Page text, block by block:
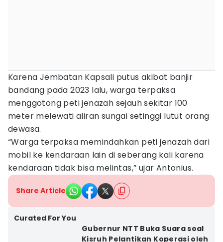
Karena Jembatan Kapsali putus akibat banjir
bandang pada 2023 lalu, warga terpaksa
menggotong peti jenazah sejauh sekitar 100
meter melewati aliran sungai setinggi lutut orang
dewasa.
“Warga terpaksa memindahkan peti jenazah dari
mobil ke kendaraan lain di seberang kali karena
kendaraan tidak bisa melintas,” ujar Antonius.
Share Article
Curated For You
Gubernur NTT Buka Suara soal
Kisruh Pelantikan Koperasi oleh